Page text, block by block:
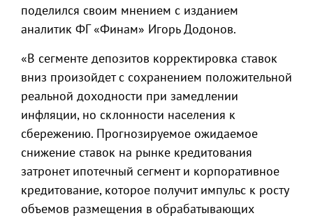
поделился своим мнением с изданием
аналитик ФГ «Финам» Игорь Додонов.
«В сегменте депозитов корректировка ставок
вниз произойдет с сохранением положительной
реальной доходности при замедлении
инфляции, но склонности населения к
сбережению. Прогнозируемое ожидаемое
снижение ставок на рынке кредитования
затронет ипотечный сегмент и корпоративное
кредитование, которое получит импульс к росту
объемов размещения в обрабатывающих